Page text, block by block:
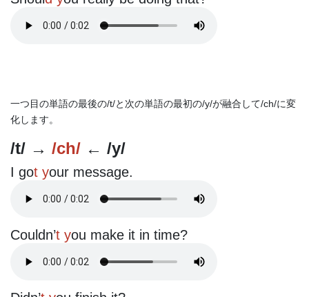
一つ目の単語の最後の/t/と次の単語の最初の/y/が融合して/ch/に変
化します。
/t/ → /ch/ ← /y/
I got your message.
Couldn’t you make it in time?